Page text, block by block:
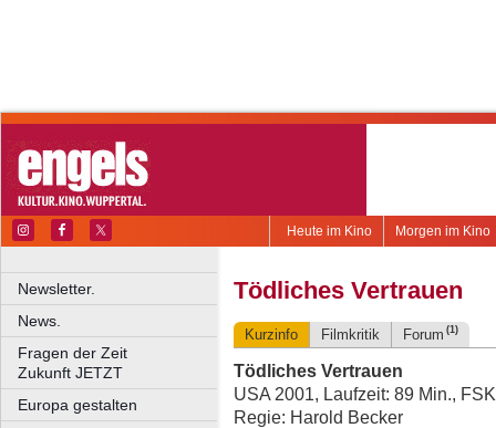
Morgen im Kino
Heute im Kino
Newsletter.
News.
Fragen der Zeit
Zukunft JETZT
Europa gestalten
Tödliches Vertrauen
Kurzinfo Filmkritik Forum (1)
Tödliches Vertrauen
USA 2001, Laufzeit: 89 Min.,
Regie: Harold Becker